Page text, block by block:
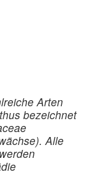
Arten
bezeichnet
Alle